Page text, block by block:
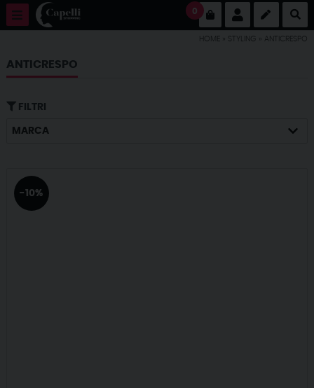
0
HOME STYLING ANTICRESPO
ANTICRESPO
FILTRI
MARCA
-10%